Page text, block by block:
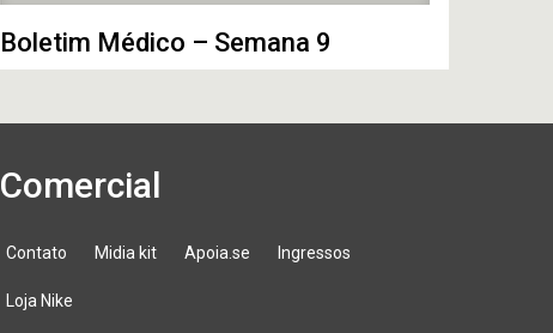
Boletim Médico – Semana 9
Comercial
Contato Midia kit Apoia.se Ingressos
Loja Nike